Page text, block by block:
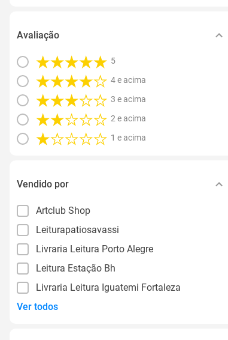
Avaliação
5
4 e acima
3 e acima
2 e acima
1 e acima
Vendido por
Artclub Shop
Leiturapatiosavassi
Livraria Leitura Porto Alegre
Leitura Estação Bh
Livraria Leitura Iguatemi Fortaleza
Ver todos